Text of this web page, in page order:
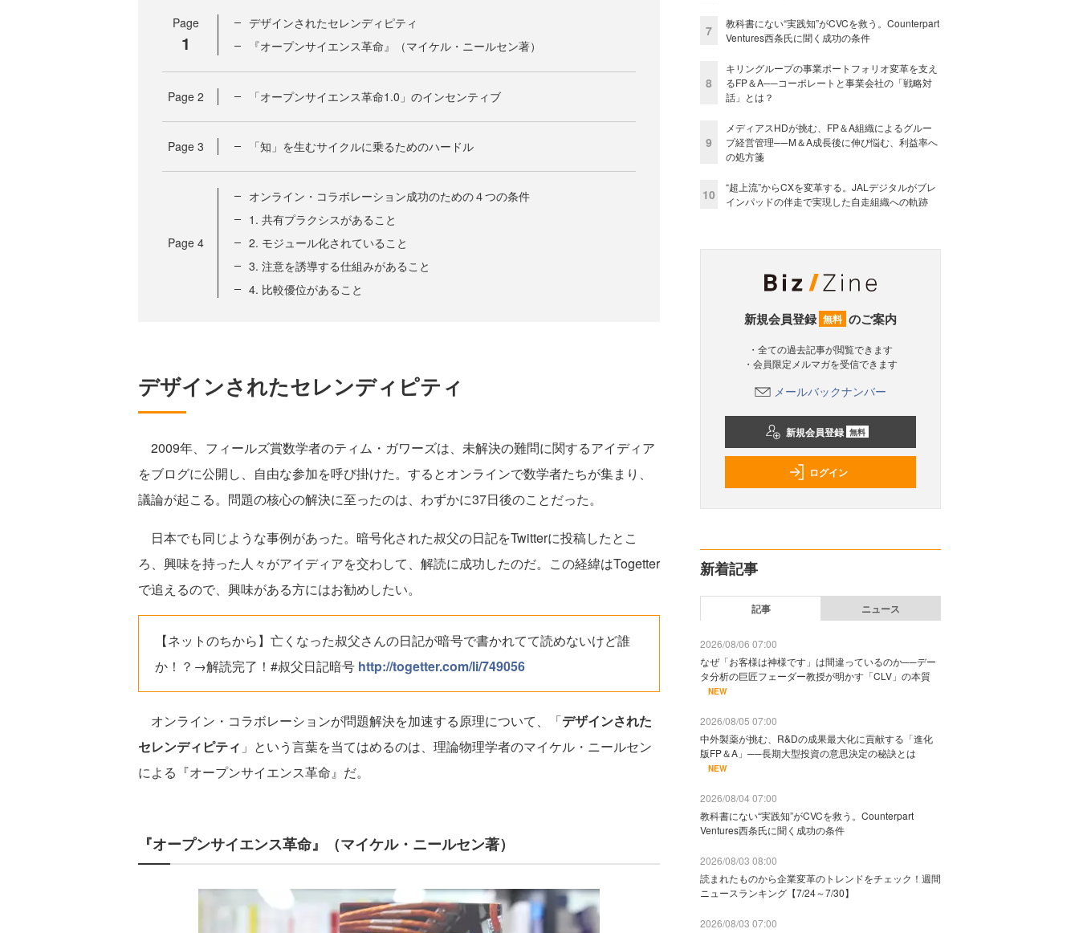
Page
1
デザインされたセレンディピティ
『オープンサイエンス革命』（マイケル・ニールセン著）
Page 2 「オープンサイエンス革命1.0」のインセンティブ
Page 3 「知」を生むサイクルに乗るためのハードル
Page 4
オンライン・コラボレーション成功のための４つの条件
1. 共有プラクシスがあること
2. モジュール化されていること
3. 注意を誘導する仕組みがあること
4. 比較優位があること
デザインされたセレンディピティ
2009年、フィールズ賞数学者のティム・ガワーズは、未解決の難問に関するアイディア
をブログに公開し、自由な参加を呼び掛けた。するとオンラインで数学者たちが集まり、
議論が起こる。問題の核心の解決に至ったのは、わずかに37日後のことだった。
日本でも同じような事例があった。暗号化された叔父の日記をTwitterに投稿したとこ
ろ、興味を持った人々がアイディアを交わして、解読に成功したのだ。この経緯はTogetter
で追えるので、興味がある方にはお勧めしたい。
【ネットのちから】亡くなった叔父さんの日記が暗号で書かれてて読めないけど誰
か！？→解読完了！#叔父日記暗号 http://togetter.com/li/749056
オンライン・コラボレーションが問題解決を加速する原理について、「デザインされた
セレンディピティ 」という言葉を当てはめるのは、理論物理学者のマイケル・ニールセン
による『オープンサイエンス革命』だ。
『オープンサイエンス革命』（マイケル・ニールセン著）
7
教科書にない“実践知”がCVCを救う。Counterpart
Ventures西条氏に聞く成功の条件
8
キリングループの事業ポートフォリオ変革を支え
るFP＆A──コーポレートと事業会社の「戦略対
話」とは？
9
メディアスHDが挑む、FP＆A組織によるグルー
プ経営管理──M＆A成長後に伸び悩む、利益率へ
の処方箋
10
“超上流”からCXを変革する。JALデジタルがブレ
インパッドの伴走で実現した自走組織への軌跡
新規会員登録 無料 のご案内
・全ての過去記事が閲覧できます
・会員限定メルマガを受信できます
メールバックナンバー
新規会員登録 無料
ログイン
新着記事
記事 ニュース
2026/08/06 07:00
なぜ「お客様は神様です」は間違っているのか──デー
タ分析の巨匠フェーダー教授が明かす「CLV」の本質
NEW
2026/08/05 07:00
中外製薬が挑む、R&Dの成果最大化に貢献する「進化
版FP＆A」──長期大型投資の意思決定の秘訣とは
NEW
2026/08/04 07:00
教科書にない“実践知”がCVCを救う。Counterpart
Ventures西条氏に聞く成功の条件
2026/08/03 08:00
読まれたものから企業変革のトレンドをチェック！週間
ニュースランキング【7/24～7/30】
2026/08/03 07:00